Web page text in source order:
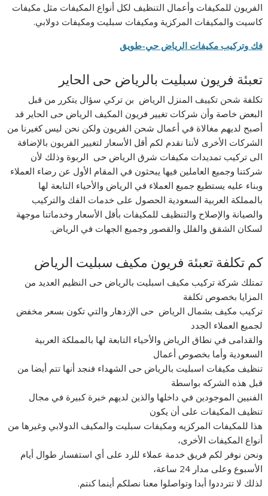
الفريون للمكيفات وأعمال التنظيف لكل أنواع المكيفات مثل مكيفات
كاسيت والمكيفات المركزية ومكيفات سبليت ومكيفات دولابي.
فك وتركيب مكيفات الرياض حي-طويق
تعبئة فريون سبليت بالرياض حى الحاير
تكلفة شحن تكييف المنزل الرياض بن تركي سؤال يتكرر من قبل
البعض خاصة وأن شركات تغيير فريون المكيف الرياض حى الحاير قد
أصبح لديهم مغالاة في أعمال شحن الفريون ولكن نحن ليس كغيرنا من
الشركات الأخرى لأننا نقدم لكم أقل الأسعار لتغيير الفريون بالإضافة
الى تركيب تمديدات مكيفات شرق الرياض حى الربوة وذلك لأن
شركتنا وجميع العاملين فيها يبحثون في المقام الأول عن رضاء العملاء
وبناء عليه يستطيع جميع العملاء في الرياض والأحياء التابعة لها
بالمملكة العربية السعودية الحصول على خدمات الفك والتركيب
والصيانة والإصلاح والتنظيف للمكيفات بأقل الأسعار وخدماتنا موجهة
لسكان الشقق والفلل والقصور وجميع الجهات في الرياض.
كم تكلفة تعبئة فريون مكيف سبليت الرياض
تمتلك شركة تركيب مكيف اسبليت بالرياض حى النظيم العديد من
المزايا بخصوص تكلفة
تركيب مكيف بشمال الرياض حى الإزدهار والتي تكون بسعر مخفض
لجميع العملاء الجدد
والقدامى في نطاق الرياض والأحياء التابعة لها بالمملكة العربية
السعودية وأما بخصوص أعمال
تنظيف مكيفات اسبليت بالرياض حى الشهداء فنجد أنها تتم أيضا من
قبل هذه الشركه بواسطة
الفنيين الموجودين في داخلها والذين لديهم خبرة كبيرة في مجال
تنظيف المكيفات على أن يكون
هذا للمكيفات المركزيه ومكيفات سبليت والمكيف الدولابي وغيرها من
أنواع المكيفات الأخرى،
ونحن نوفر لكم فريق خدمة عملاء للرد على أي استفسار طوال أيام
الأسبوع وعلى مدار 24 ساعة،
لذلك لا تترددوا أبدا وتواصلوا معنا نصلكم أينما كنتم.